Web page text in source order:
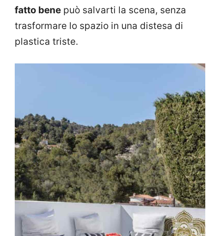
fatto bene può salvarti la scena, senza
trasformare lo spazio in una distesa di
plastica triste.